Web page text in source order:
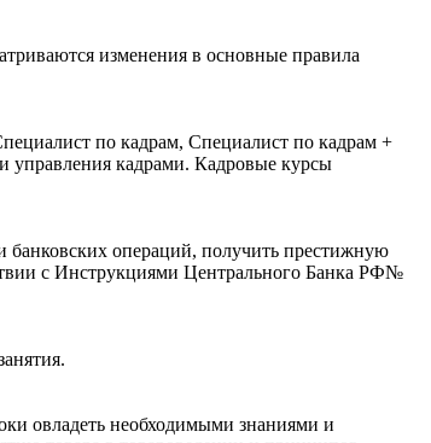
изменения в основные правила
по кадрам, Специалист по кадрам +
управления кадрами. Кадровые курсы
банковских операций, получить престижную
с Инструкциями Центрального Банка РФ№
овладеть необходимыми знаниями и